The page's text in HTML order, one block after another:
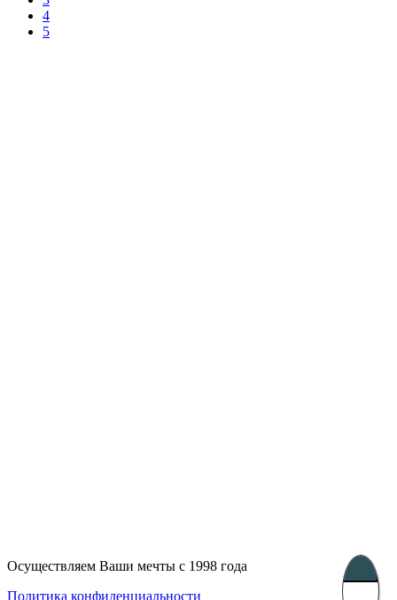
4
5
Осуществляем Ваши мечты с 1998 года
Политика конфиденциальности